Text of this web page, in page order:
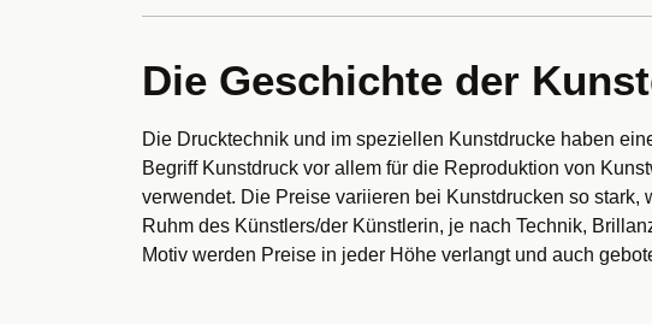
Die Geschichte der
Die Drucktechnik und im speziellen Kunstdrucke haben
Begriff Kunstdruck vor allem für die Reproduktion von
verwendet. Die Preise variieren bei Kunstdrucken so stark,
Ruhm des Künstlers/der Künstlerin, je nach Technik,
Motiv werden Preise in jeder Höhe verlangt und auch